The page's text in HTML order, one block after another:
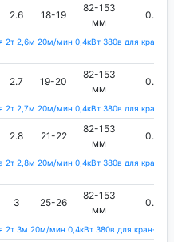
2.6 18-19
82-153
мм
0.4
2т 2,6м 20м/мин 0,4кВт 380в для кран-
2.7 19-20
82-153
мм
0.4
2т 2,7м 20м/мин 0,4кВт 380в для крана
2.8 21-22
82-153
мм
0.4
2т 2,8м 20м/мин 0,4кВт 380в для кран-
3 25-26
82-153
мм
0.4
2т 3м 20м/мин 0,4кВт 380в для кран-